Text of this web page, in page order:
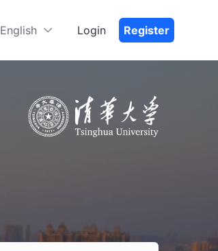
English Login Register